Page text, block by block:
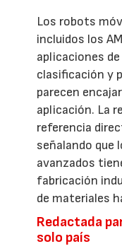
Los robots
incluidos los
aplicaciones de
clasificación y
parecen
aplicación. La
referencia
señalando
avanzados
fabricación
de materiales
Redactada
solo país